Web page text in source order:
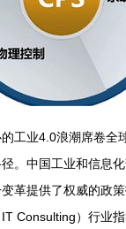
工业4.0浪潮席卷全
。中国工业和信息
革提供了权威的政
Consulting）行业